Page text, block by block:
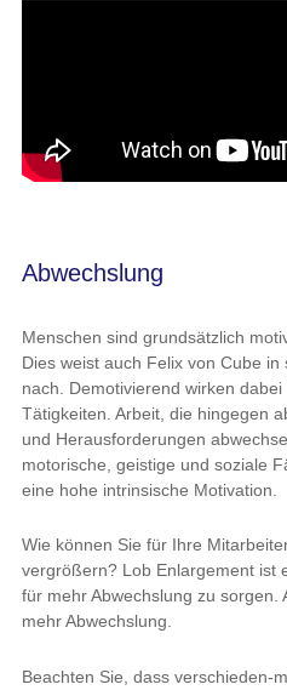
Abwechslung
Menschen sind grundsätzlich
Dies weist auch Felix von Cube
nach. Demotivierend wirken
Tätigkeiten. Arbeit, die hingegen
und Herausforderungen
motorische, geistige und soziale
eine hohe intrinsische Motivation.
Wie können Sie für Ihre
vergrößern? Lob Enlargement ist
für mehr Abwechslung zu sorgen.
mehr Abwechslung.
Beachten Sie, dass verschieden-